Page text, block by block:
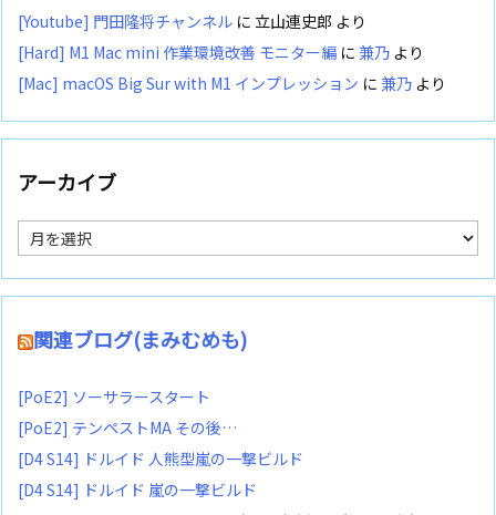
[Youtube] 門田隆将チャンネル に 立山連史郎 より
[Hard] M1 Mac mini 作業環境改善 モニター編 に 兼乃 より
[Mac] macOS Big Sur with M1 インプレッション に 兼乃 より
アーカイブ
ア
ー
カ
イ
関連ブログ(まみむめも)
[PoE2] ソーサラースタート
[PoE2] テンペストMA その後…
[D4 S14] ドルイド 人熊型嵐の一撃ビルド
[D4 S14] ドルイド 嵐の一撃ビルド